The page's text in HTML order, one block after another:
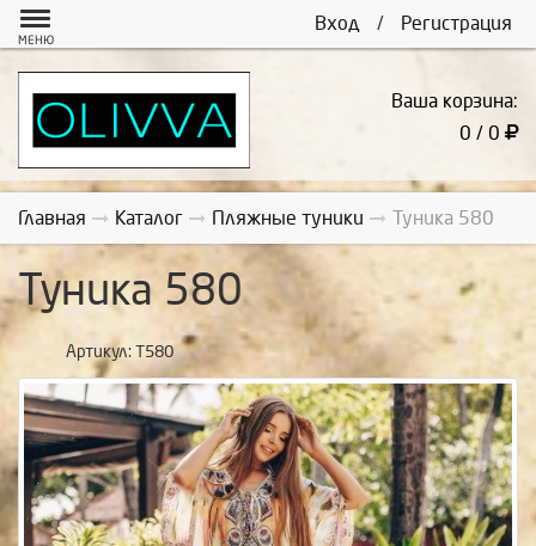
Вход / Регистрация
МЕНЮ
Ваша корзина:
0 / 0
Главная Каталог Пляжные туники Туника 580
Туника 580
Артикул: Т580